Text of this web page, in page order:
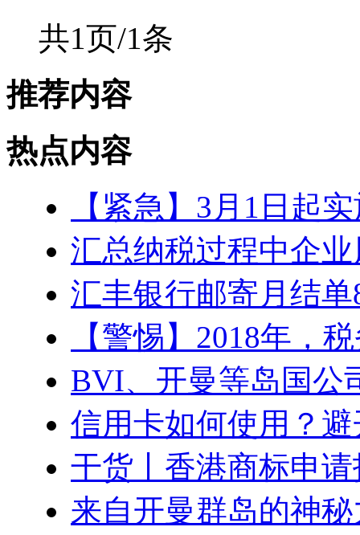
共1页/1条
推荐内容
热点内容
【紧急】3月1日起
汇总纳税过程中企
汇丰银行邮寄月结
【警惕】2018年，
BVI、开曼等岛国公
信用卡如何使用？
干货丨香港商标申
来自开曼群岛的神